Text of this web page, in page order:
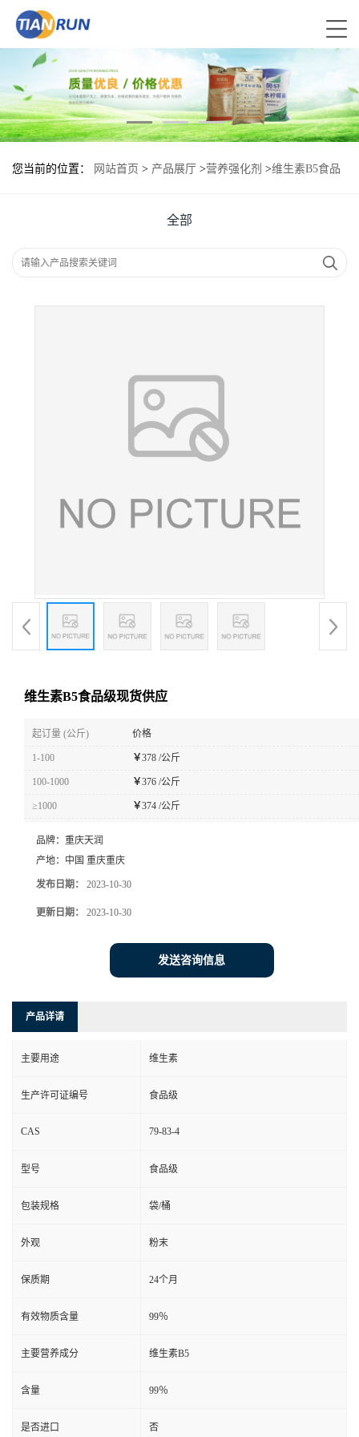
您当前的位置： 网站首页 > 产品展厅 >营养强化剂 >维生素B5食品
全部
维生素B5食品级现货供应
起订量 (公斤) 价格
1-100 ￥378 /公斤
100-1000 ￥376 /公斤
≥1000 ￥374 /公斤
品牌： 重庆天润
产地： 中国 重庆重庆
发布日期： 2023-10-30
更新日期： 2023-10-30
发送咨询信息
产品详请
主要用途 维生素
生产许可证编号 食品级
CAS 79-83-4
型号 食品级
包装规格 袋/桶
外观 粉末
保质期 24个月
有效物质含量 99％
主要营养成分 维生素B5
含量 99％
是否进口 否